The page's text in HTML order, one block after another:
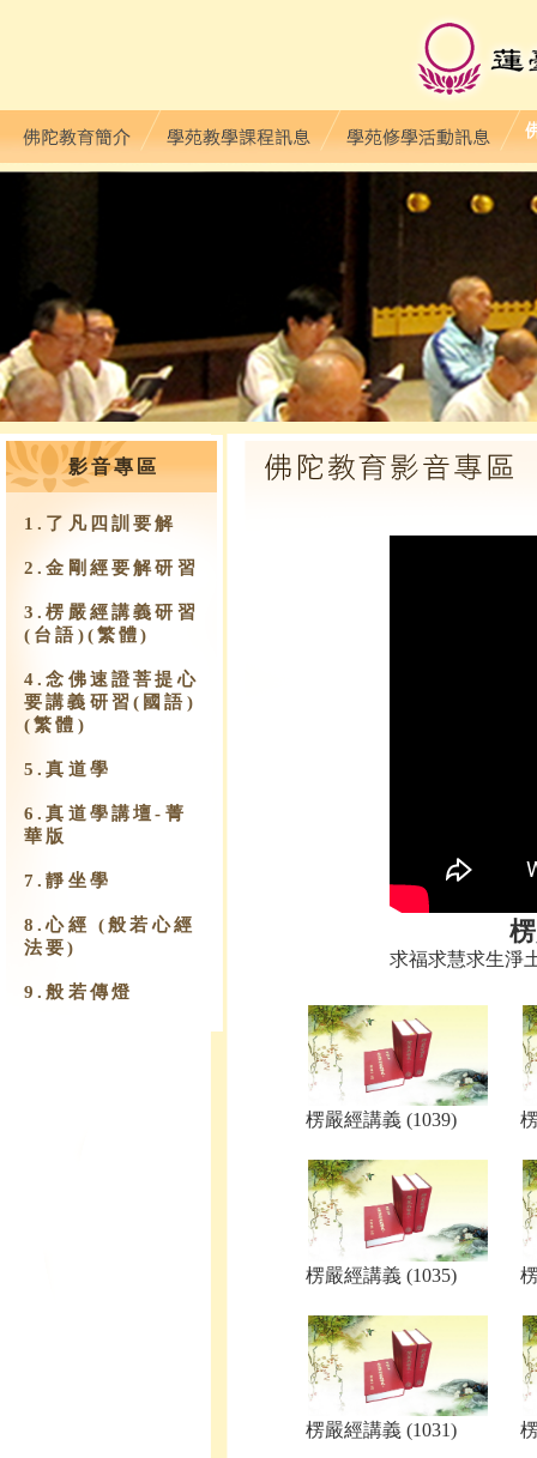
影音專區
1.了凡四訓要解
2.金剛經要解研習
3.楞嚴經講義研習
(台語)(繁體)
4.念佛速證菩提心
要講義研習(國語)
(繁體)
5.真道學
6.真道學講壇-菁
華版
7.靜坐學
8.心經 (般若心經
法要)
9.​般若傳燈
求福求慧求生淨
楞嚴經講義 (1039)
楞嚴經講義 (1035)
楞嚴經講義 (1031)